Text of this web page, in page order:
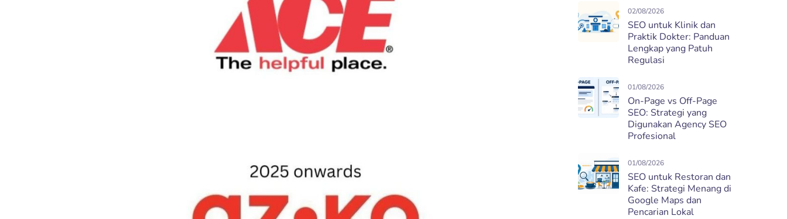
02/08/2026
SEO untuk Klinik dan
Praktik Dokter: Panduan
Lengkap yang Patuh
Regulasi
01/08/2026
On-Page vs Off-Page
SEO: Strategi yang
Digunakan Agency SEO
Profesional
01/08/2026
SEO untuk Restoran dan
Kafe: Strategi Menang di
Google Maps dan
Pencarian Lokal